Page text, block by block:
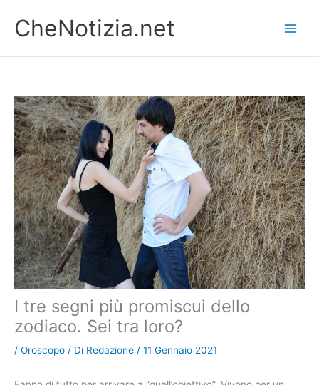
contenuto
CheNotizia.net
I tre segni più promiscui dello
zodiaco. Sei tra loro?
/ Oroscopo / Di Redazione / 11 Gennaio 2021